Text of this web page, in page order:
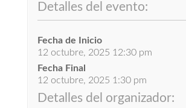
Detalles del evento:
Fecha de Inicio
12 octubre, 2025 12:30 pm
Fecha Final
12 octubre, 2025 1:30 pm
Detalles del organizador: